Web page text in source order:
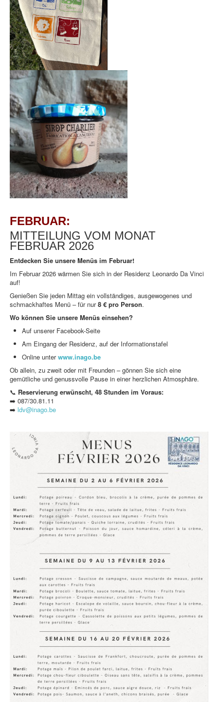
FEBRUAR:
MITTEILUNG VOM MONAT
FEBRUAR 2026
Entdecken Sie unsere Menüs im Februar!
Im Februar 2026 wärmen Sie sich in der Residenz Leonardo Da Vinci
auf!
Genießen Sie jeden Mittag ein vollständiges, ausgewogenes und
schmackhaftes Menü – für nur8 € pro Person.
Wo können Sie unsere Menüs einsehen?
Auf unserer Facebook-Seite
Am Eingang der Residenz, auf der Informationstafel
Online unterwww.inago.be
Ob allein, zu zweit oder mit Freunden – gönnen Sie sich eine
gemütliche und genussvolle Pause in einer herzlichen Atmosphäre.
📞 Reservierung erwünscht, 48 Stunden im Voraus:
➡️ 087/30.81.11
➡️ ldv@inago.be